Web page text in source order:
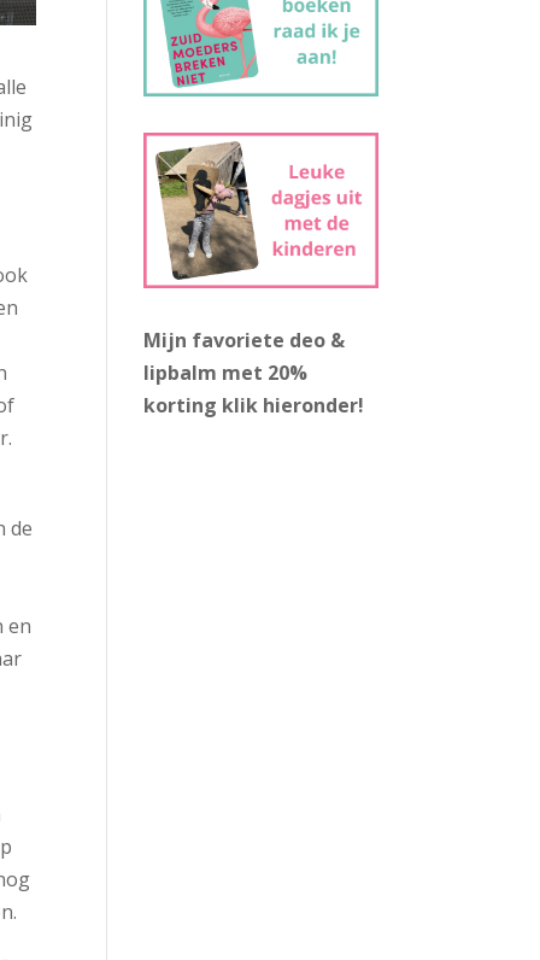
de
en
Mijn favoriete deo &
lipbalm met 20%
korting klik hieronder!